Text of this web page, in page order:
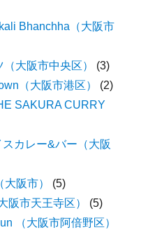
Bhanchha（大阪市
大阪市中央区）
(3)
（大阪市港区）
(2)
SAKURA CURRY
カレー&バー（大阪
阪市）
(5)
阪市天王寺区）
(5)
（大阪市阿倍野区）